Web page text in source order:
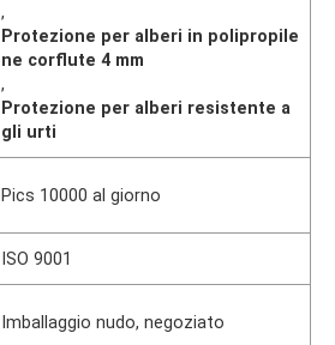
,
Protezione per alberi in polipropile
ne corflute 4 mm
,
Protezione per alberi resistente a
gli urti
Pics 10000 al giorno
ISO 9001
Imballaggio nudo, negoziato